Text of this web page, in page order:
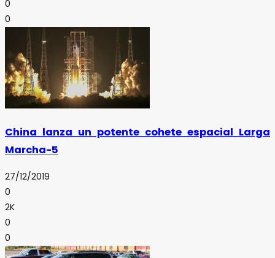
0
0
China lanza un potente cohete espacial Larga
Marcha-5
27/12/2019
0
2K
0
0